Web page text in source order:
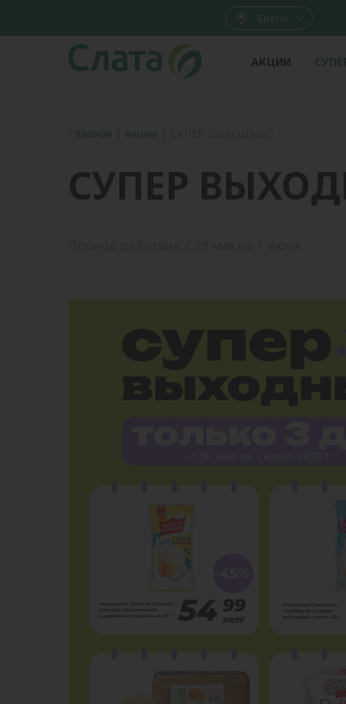
Братск
АКЦИИ
Главная Акции
СУПЕР